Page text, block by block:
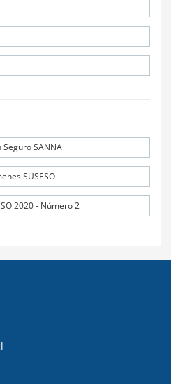
Seguro SANNA
SUSESO
2020 - Número 2